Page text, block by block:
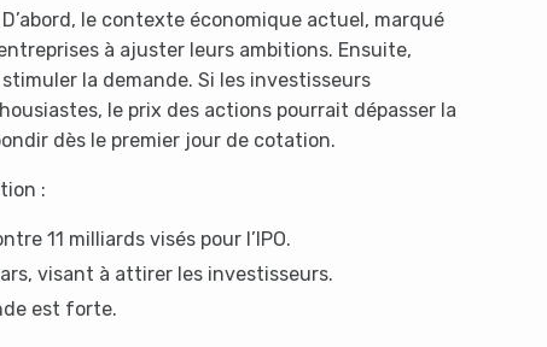
le contexte économique actuel, marqué
à ajuster leurs ambitions. Ensuite,
la demande. Si les investisseurs
le prix des actions pourrait dépasser la
dès le premier jour de cotation.
:
11 milliards visés pour l’IPO.
visant à attirer les investisseurs.
est forte.